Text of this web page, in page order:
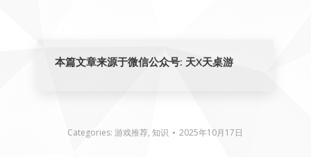
本篇文章来源于微信公众号: 天X天桌游
Categories:游戏推荐,知识 2025年10月17日